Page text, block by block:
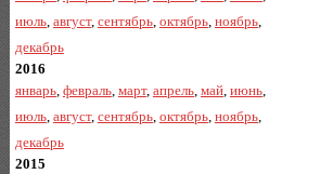
июль, август, сентябрь, октябрь, ноябрь,
декабрь
2016
январь, февраль, март, апрель, май, июнь,
июль, август, сентябрь, октябрь, ноябрь,
декабрь
2015